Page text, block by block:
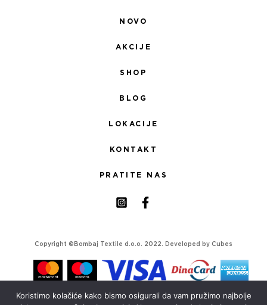
NOVO
AKCIJE
SHOP
BLOG
LOKACIJE
KONTAKT
PRATITE NAS
Copyright ©Bombaj Textile d.o.o. 2022. Developed by Cubes
Koristimo kolačiće kako bismo osigurali da vam pružimo najbolje